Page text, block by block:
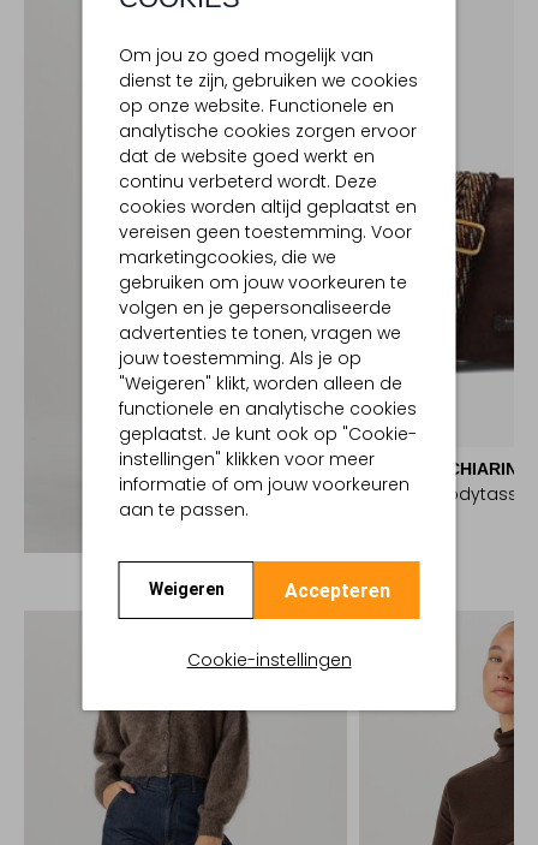
Om jou zo goed mogelijk van
dienst te zijn, gebruiken we cookies
op onze website. Functionele en
analytische cookies zorgen ervoor
dat de website goed werkt en
continu verbeterd wordt. Deze
cookies worden altijd geplaatst en
vereisen geen toestemming. Voor
marketingcookies, die we
gebruiken om jouw voorkeuren te
volgen en je gepersonaliseerde
advertenties te tonen, vragen we
jouw toestemming. Als je op
"Weigeren" klikt, worden alleen de
functionele en analytische cookies
geplaatst. Je kunt ook op "Cookie-
instellingen" klikken voor meer
informatie of om jouw voorkeuren
aan te passen.
Weigeren Accepteren
Cookie-instellingen
Ontdek de look
GIANNI CHIARINI
Crossbodytassen